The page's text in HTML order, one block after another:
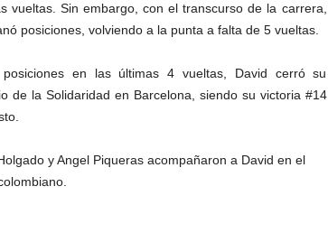
vueltas. Sin embargo, con el transcurso de la carrera,
posiciones, volviendo a la punta a falta de 5 vueltas.
en las últimas 4 vueltas, David cerró su
de la Solidaridad en Barcelona, siendo su victoria #14
y Angel Piqueras acompañaron a David en el